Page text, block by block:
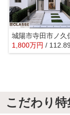
1,800万円 /
こだわり特